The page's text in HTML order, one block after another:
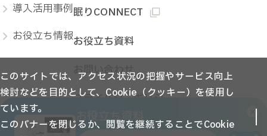
お役立ち資料
このサイトでは、アクセス状況の把握やサービス向上
検討などを目的として、Cookie（クッキー）を使用し
ています。
このバナーを閉じるか、閲覧を継続することでCookie
導入活用事例
お役立ち情報
眠りCONNECT
お役立ち資料
お問い合わせ
プライバシーポリシー